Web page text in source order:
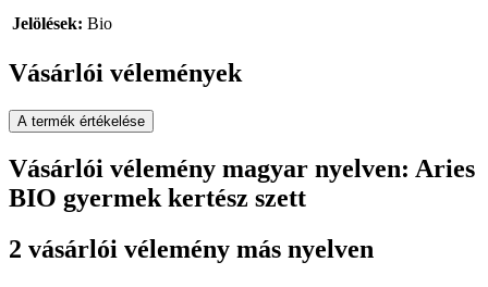
Jelölések: Bio
Vásárlói vélemények
A termék értékelése
Vásárlói vélemény magyar nyelven: Aries
BIO gyermek kertész szett
2 vásárlói vélemény más nyelven